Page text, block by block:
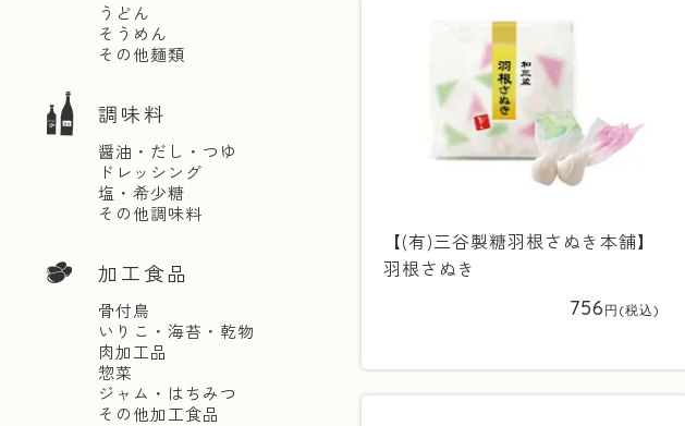
うどん
そうめん
その他麺類
調味料
醤油・だし・つゆ
ドレッシング
塩・希少糖
その他調味料
加工食品
骨付鳥
いりこ・海苔・乾物
肉加工品
惣菜
ジャム・はちみつ
その他加工食品
【(有)三谷製糖羽根さぬき本舗】
羽根さぬき
756